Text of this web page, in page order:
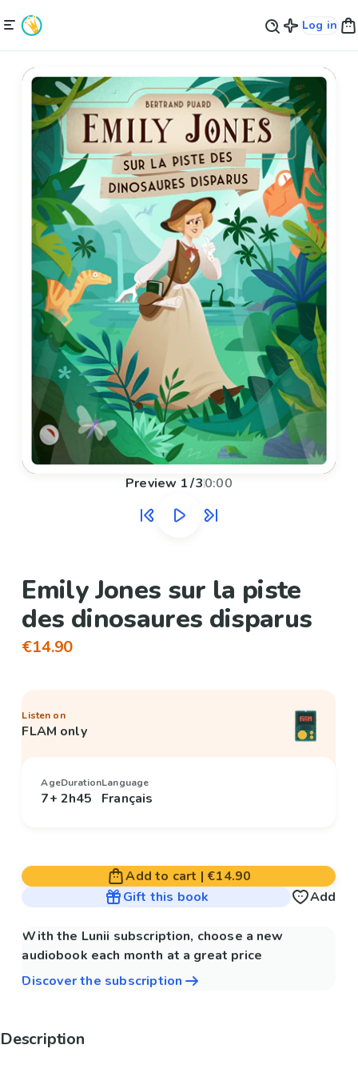
Log in
Preview 1/30:00
Emily Jones sur la piste
des dinosaures disparus
€14.90
Listen on
FLAM only
Age
7+
Duration
2h45
Language
Français
Add to cart | €14.90
Gift this book
Add
With the Lunii subscription, choose a new
audiobook each month at a great price
Discover the subscription
Description